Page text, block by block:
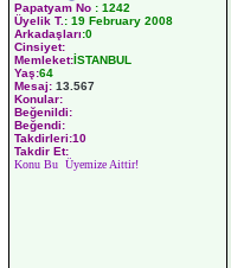
Papatyam No : 1242
Üyelik T.: 19 February 2008
Arkadaşları:0
Cinsiyet:
Memleket:İSTANBUL
Yaş:64
Mesaj: 13.567
Konular:
Beğenildi:
Beğendi:
Takdirleri:10
Takdir Et:
Konu Bu Üyemize Aittir!